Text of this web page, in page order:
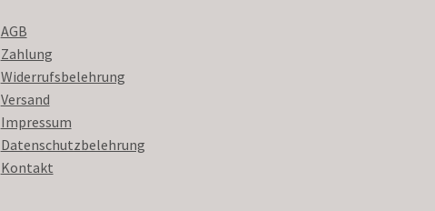
AGB
Zahlung
Widerrufsbelehrung
Versand
Impressum
Datenschutzbelehrung
Kontakt